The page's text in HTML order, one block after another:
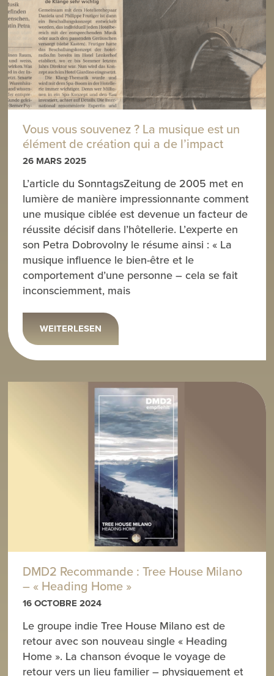
Vous vous souvenez ? La musique est un
élément de création qui a de l’impact
26 MARS 2025
L’article du SonntagsZeitung de 2005 met en
lumière de manière impressionnante comment
une musique ciblée est devenue un facteur de
réussite décisif dans l’hôtellerie. L’experte en
son Petra Dobrovolny le résume ainsi : « La
musique influence le bien-être et le
comportement d’une personne – cela se fait
inconsciemment, mais
WEITERLESEN
DMD2 Recommande : Tree House Milano
– « Heading Home »
16 OCTOBRE 2024
Le groupe indie Tree House Milano est de
retour avec son nouveau single « Heading
Home ». La chanson évoque le voyage de
retour vers un lieu familier – physiquement et